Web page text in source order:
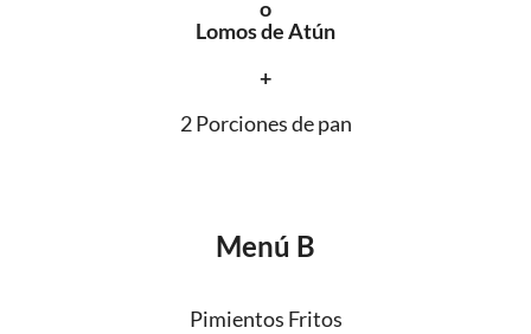
o
Lomos de Atún
+
2 Porciones de pan
Menú B
Pimientos Fritos